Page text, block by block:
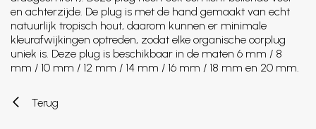
en achterzijde. De plug is met de hand gemaakt van echt
natuurlijk tropisch hout, daarom kunnen er minimale
kleurafwijkingen optreden, zodat elke organische oorplug
uniek is. Deze plug is beschikbaar in de maten 6 mm / 8
mm / 10 mm / 12 mm / 14 mm / 16 mm / 18 mm en 20 mm.
Terug